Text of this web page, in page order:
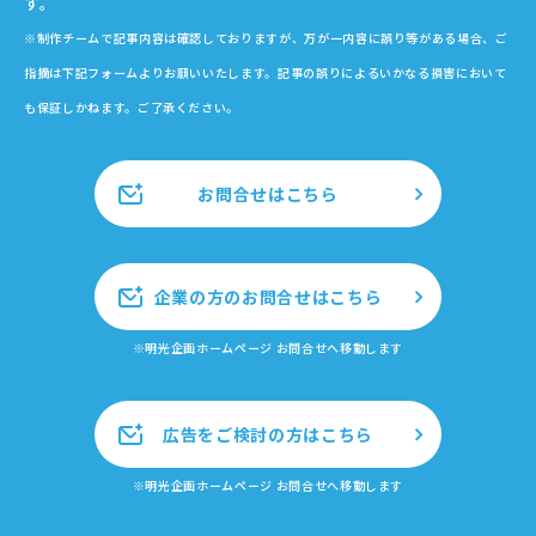
※制作チームで記事内容は確認しておりますが、万が一内容に誤り等がある場合、ご
指摘は下記フォームよりお願いいたします。記事の誤りによるいかなる損害において
も保証しかねます。ご了承ください。
お問合せはこちら
企業の方のお問合せはこちら
※明光企画ホームページ お問合せへ移動します
広告をご検討の方はこちら
※明光企画ホームページ お問合せへ移動します